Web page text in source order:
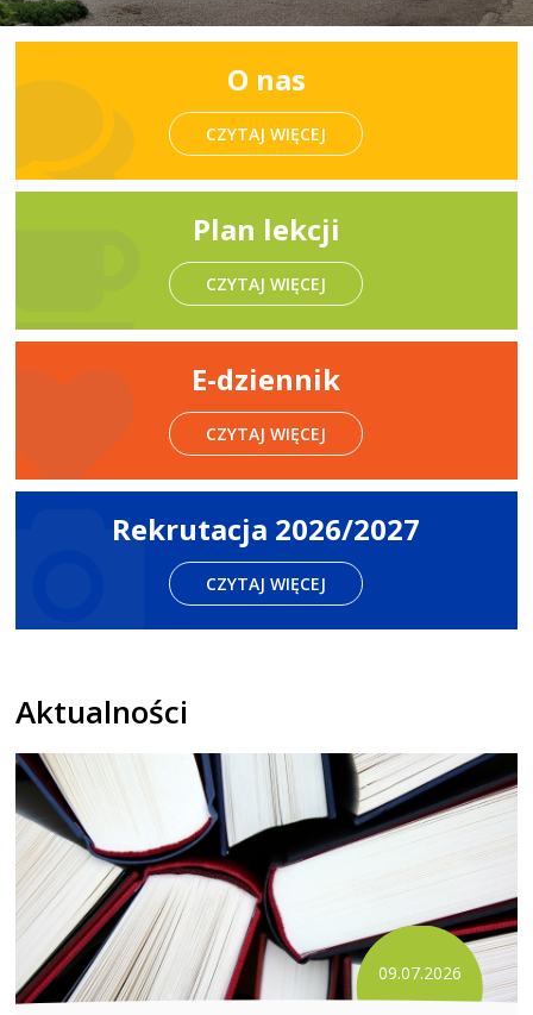
O nas
CZYTAJ WIĘCEJ
Plan lekcji
CZYTAJ WIĘCEJ
E-dziennik
CZYTAJ WIĘCEJ
Rekrutacja 2026/2027
CZYTAJ WIĘCEJ
Aktualności
09.07.2026